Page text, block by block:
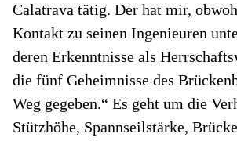
Calatrava tätig. Der hat mir,
Kontakt zu seinen Ingenieuren
deren Erkenntnisse als
die fünf Geheimnisse des
Weg gegeben.“ Es geht um die
Stützhöhe, Spannseilstärke,